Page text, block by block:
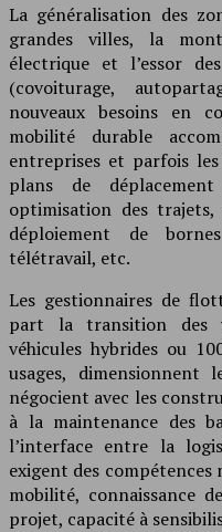
La généralisation des
grandes villes, la
électrique et l’essor
(covoiturage,
nouveaux besoins en
mobilité durable
entreprises et parfois
plans de
optimisation des
déploiement de
télétravail, etc.
Les gestionnaires de
part la transition des
véhicules hybrides ou
usages, dimensionnent
négocient avec les
à la maintenance des
l’interface entre la
exigent des compétences
mobilité, connaissance
projet, capacité à